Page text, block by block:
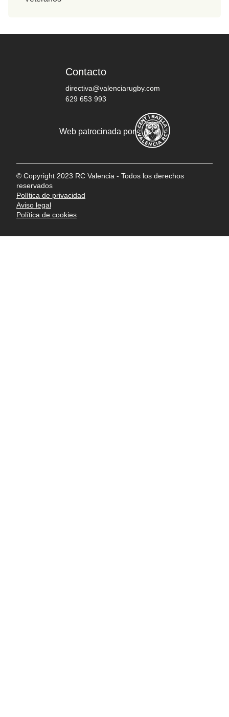
Contacto
directiva@valenciarugby.com
629 653 993
Web patrocinada por
© Copyright 2023 RC Valencia - Todos los derechos
reservados
Política de privacidad
Aviso legal
Política de cookies